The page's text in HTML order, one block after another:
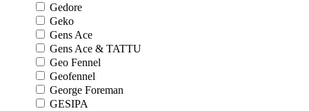
Gedore
Geko
Gens Ace
Gens Ace & TATTU
Geo Fennel
Geofennel
George Foreman
GESIPA